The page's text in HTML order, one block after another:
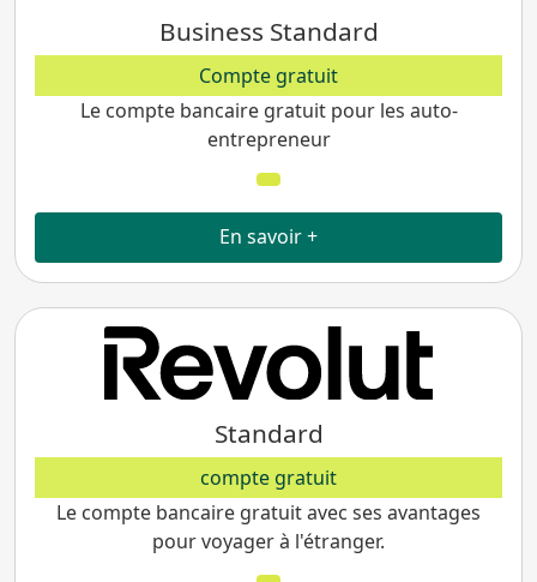
Business Standard
Compte gratuit
Le compte bancaire gratuit pour les auto-
entrepreneur
En savoir +
Standard
compte gratuit
Le compte bancaire gratuit avec ses avantages
pour voyager à l'étranger.